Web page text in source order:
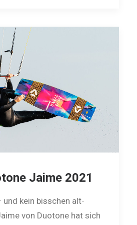
Jaime 2021
und kein bisschen alt­
von Duotone hat sich